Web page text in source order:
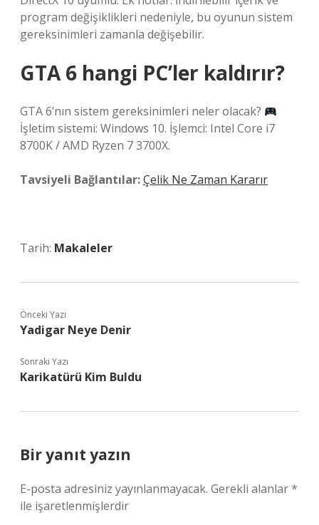
program değişiklikleri nedeniyle, bu oyunun sistem
gereksinimleri zamanla değişebilir.
GTA 6 hangi PC’ler kaldırır?
GTA 6’nın sistem gereksinimleri neler olacak?
İşletim sistemi: Windows 10. İşlemci: Intel Core i7
8700K / AMD Ryzen 7 3700X.
Tavsiyeli Bağlantılar:Çelik Ne Zaman Kararır
Tarih: Makaleler
Önceki Yazı
Yadigar Neye Denir
Sonraki Yazı
Karikatürü Kim Buldu
Bir yanıt yazın
E-posta adresiniz yayınlanmayacak. Gerekli alanlar*
ile işaretlenmişlerdir